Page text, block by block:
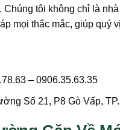
Chúng tôi không chỉ là
mọi thắc mắc, giúp
– 0906.35.63.35
Số 21, P8 Gò Vấp,